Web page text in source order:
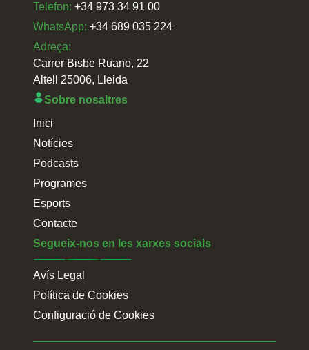
Telefon: +34 973 34 91 00
WhatsApp: +34 689 035 224
Adreça:
Carrer Bisbe Ruano, 22
Altell 25006, Lleida
Sobre nosaltres
Inici
Notícies
Podcasts
Programes
Esports
Contacte
Segueix-nos en les xarxes socials
Avís Legal
Política de Cookies
Configuració de Cookies